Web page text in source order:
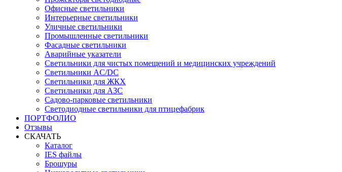
Офисные светильники
Интерьерные светильники
Уличные светильники
Промышленные светильники
Фасадные светильники
Аварийные указатели
Светильники для чистых помещений и медицинских учреждений
Светильники AC/DC
Светильники для ЖКХ
Светильники для АЗС
Садово-парковые светильники
Светодиодные светильники для птицефабрик
ПОРТФОЛИО
Отзывы
СКАЧАТЬ
Каталог
IES файлы
Брошуры